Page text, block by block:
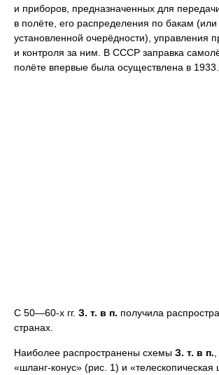
и приборов, предназначенных для
в полёте, его распределения по бакам
установленной очерёдности), управления
и контроля за ним. В СССР заправка
полёте впервые была осуществлена в 1933.
С 50—60-х гг. З. т. в п. получила
странах.
Наиболее распространены схемы З. т. в п.
«шланг-конус» (рис. 1) и «телескопическая